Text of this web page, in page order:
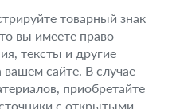
товарный знак
вы имеете право
тексты и другие
сайте. В случае
приобретайте
с открытыми